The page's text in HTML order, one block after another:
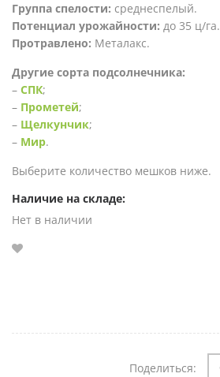
Группа спелости: среднеспелый.
Потенциал урожайности: до 35 ц/га.
Протравлено: Металакс.
Другие сорта подсолнечника:
– СПК;
– Прометей;
– Щелкунчик;
– Мир.
Выберите количество мешков ниже.
Наличие на складе:
Нет в наличии
Поделиться: